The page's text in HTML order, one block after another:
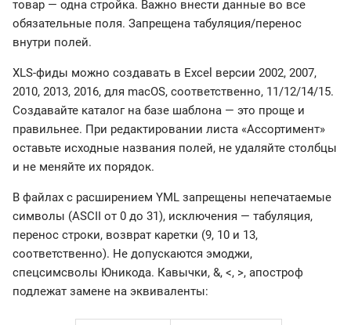
товар — одна стройка. Важно внести данные во все
обязательные поля. Запрещена табуляция/перенос
внутри полей.
XLS-фиды можно создавать в Excel версии 2002, 2007,
2010, 2013, 2016, для macOS, соответственно, 11/12/14/15.
Создавайте каталог на базе шаблона — это проще и
правильнее. При редактировании листа «Ассортимент»
оставьте исходные названия полей, не удаляйте столбцы
и не меняйте их порядок.
В файлах с расширением YML запрещены непечатаемые
символы (ASCII от 0 до 31), исключения — табуляция,
перенос строки, возврат каретки (9, 10 и 13,
соответственно). Не допускаются эмоджи,
спецсимсволы Юникода. Кавычки, &, <, >, апостроф
подлежат замене на эквиваленты: